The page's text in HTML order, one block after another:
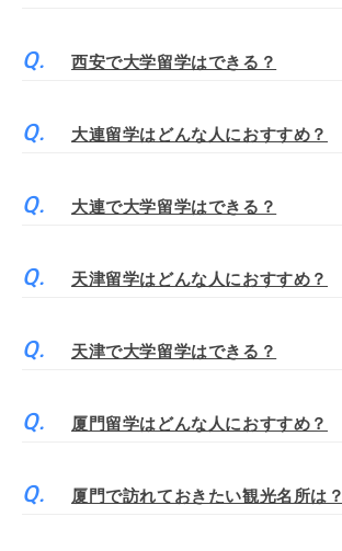
西安で大学留学はできる？
大連留学はどんな人におすすめ？
大連で大学留学はできる？
天津留学はどんな人におすすめ？
天津で大学留学はできる？
厦門留学はどんな人におすすめ？
厦門で訪れておきたい観光名所は？